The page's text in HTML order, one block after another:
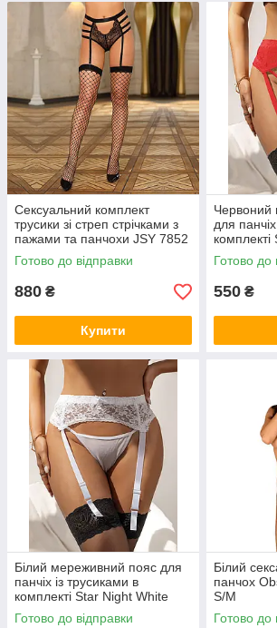
Сексуальний комплект
трусики зі стреп стрічками з
пажами та панчохи JSY 7852
Готово до відправки
880 ₴
Купити
Червоний
для
Готово до
550 ₴
Білий мереживний пояс для
панчіх із трусиками в
комплекті Star Night White
XS/S
Готово до відправки
Білий
панчох
S/M
Готово до